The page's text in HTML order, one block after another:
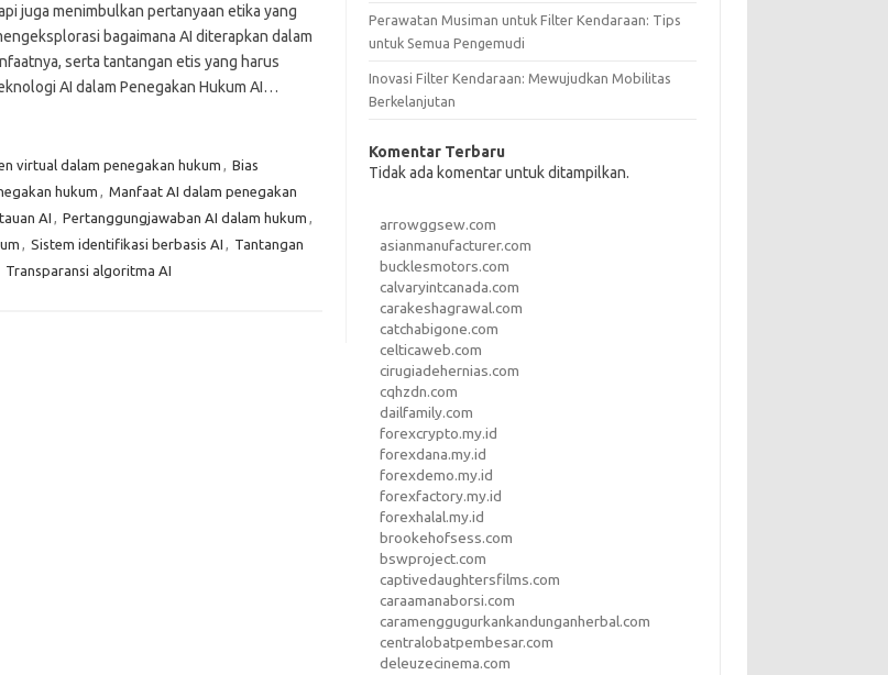
juga menimbulkan pertanyaan etika yang
bagaimana AI diterapkan dalam
serta tantangan etis yang harus
AI dalam Penegakan Hukum AI…
virtual dalam penegakan hukum , Bias
hukum , Manfaat AI dalam penegakan
AI , Pertanggungjawaban AI dalam hukum ,
, Sistem identifikasi berbasis AI , Tantangan
Transparansi algoritma AI
Perawatan Musiman untuk Filter Kendaraan: Tips
untuk Semua Pengemudi
Inovasi Filter Kendaraan: Mewujudkan Mobilitas
Berkelanjutan
Komentar Terbaru
Tidak ada komentar untuk ditampilkan.
arrowggsew.com
asianmanufacturer.com
bucklesmotors.com
calvaryintcanada.com
carakeshagrawal.com
catchabigone.com
celticaweb.com
cirugiadehernias.com
cqhzdn.com
dailfamily.com
forexcrypto.my.id
forexdana.my.id
forexdemo.my.id
forexfactory.my.id
forexhalal.my.id
brookehofsess.com
bswproject.com
captivedaughtersfilms.com
caraamanaborsi.com
caramenggugurkankandunganherbal.com
centralobatpembesar.com
deleuzecinema.com